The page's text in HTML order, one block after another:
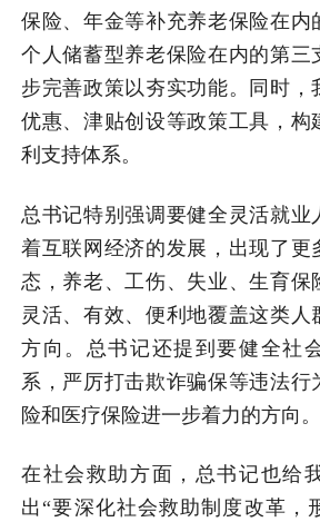
保险、年金等补充养老保险在内
个人储蓄型养老保险在内的第三
步完善政策以夯实功能。同时，
优惠、津贴创设等政策工具，构
利支持体系。
总书记特别强调要健全灵活就业
着互联网经济的发展，出现了更
态，养老、工伤、失业、生育保
灵活、有效、便利地覆盖这类人
方向。总书记还提到要健全社
系，严厉打击欺诈骗保等违法行
险和医疗保险进一步着力的方向。
在社会救助方面，总书记也给
出“要深化社会救助制度改革，